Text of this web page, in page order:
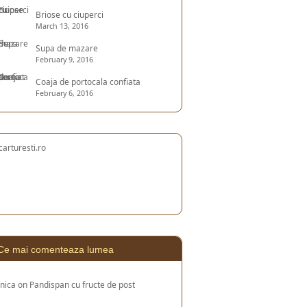
Briose cu ciuperci
March 13, 2016
Supa de mazare
February 9, 2016
Coaja de portocala confiata
February 6, 2016
mai comenteaza lumea
on Pandispan cu fructe de post